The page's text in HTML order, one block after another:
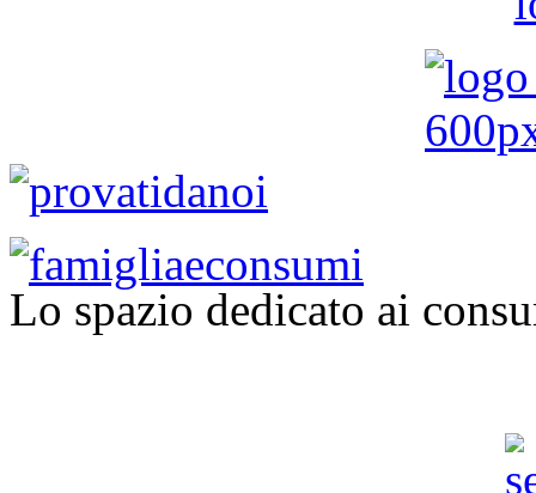
Lo spazio dedicato ai